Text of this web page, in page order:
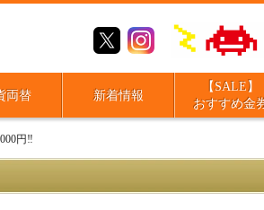
両替 新着情報
【SALE】
おすすめ金
円‼️